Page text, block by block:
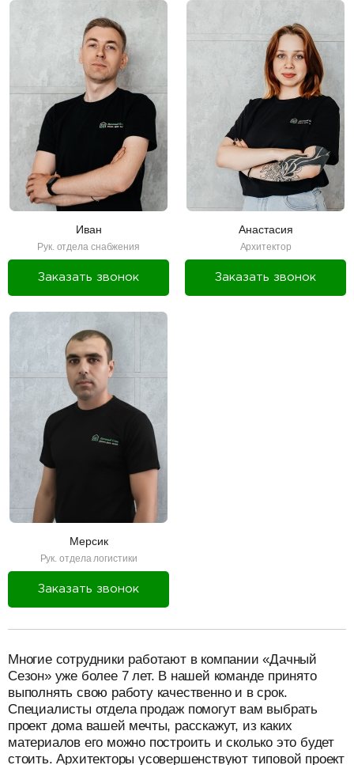
Иван
Рук. отдела снабжения
Заказать звонок
Анастасия
Архитектор
Заказать звонок
Мерсик
Рук. отдела логистики
Заказать звонок
Многие сотрудники работают в компании «Дачный
Сезон» уже более 7 лет. В нашей команде принято
выполнять свою работу качественно и в срок.
Специалисты отдела продаж помогут вам выбрать
проект дома вашей мечты, расскажут, из каких
материалов его можно построить и сколько это будет
стоить. Архитекторы усовершенствуют типовой проект